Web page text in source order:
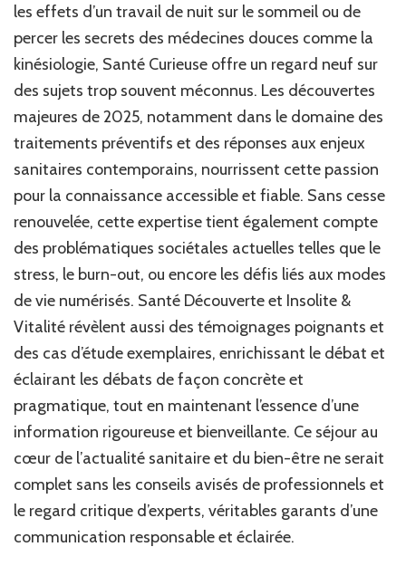
les effets d’un travail de nuit sur le sommeil ou de
percer les secrets des médecines douces comme la
kinésiologie, Santé Curieuse offre un regard neuf sur
des sujets trop souvent méconnus. Les découvertes
majeures de 2025, notamment dans le domaine des
traitements préventifs et des réponses aux enjeux
sanitaires contemporains, nourrissent cette passion
pour la connaissance accessible et fiable. Sans cesse
renouvelée, cette expertise tient également compte
des problématiques sociétales actuelles telles que le
stress, le burn-out, ou encore les défis liés aux modes
de vie numérisés. Santé Découverte et Insolite &
Vitalité révèlent aussi des témoignages poignants et
des cas d’étude exemplaires, enrichissant le débat et
éclairant les débats de façon concrète et
pragmatique, tout en maintenant l’essence d’une
information rigoureuse et bienveillante. Ce séjour au
cœur de l’actualité sanitaire et du bien-être ne serait
complet sans les conseils avisés de professionnels et
le regard critique d’experts, véritables garants d’une
communication responsable et éclairée.